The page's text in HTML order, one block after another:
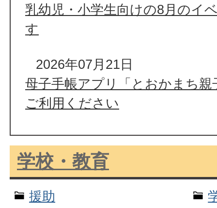
乳幼児・小学生向けの8月のイ
す
2026年07月21日
母子手帳アプリ「とおかまち親
ご利用ください
学校・教育
援助